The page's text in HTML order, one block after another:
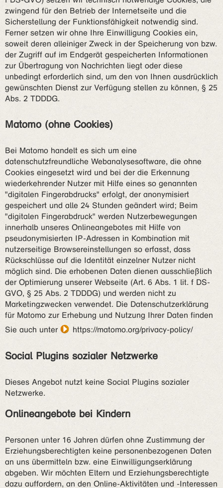
zwingend für den Betrieb der Internetseite und die
Sicherstellung der Funktionsfähigkeit notwendig sind.
Ferner setzen wir ohne Ihre Einwilligung Cookies ein,
soweit deren alleiniger Zweck in der Speicherung von bzw.
der Zugriff auf im Endgerät gespeicherten Informationen
zur Übertragung von Nachrichten liegt oder diese
unbedingt erforderlich sind, um den von Ihnen ausdrücklich
gewünschten Dienst zur Verfügung stellen zu können, § 25
Abs. 2 TDDDG.
Matomo (ohne Cookies)
Bei Matomo handelt es sich um eine
datenschutzfreundliche Webanalysesoftware, die ohne
Cookies eingesetzt wird und bei der die Erkennung
wiederkehrender Nutzer mit Hilfe eines so genannten
"digitalen Fingerabdrucks" erfolgt, der anonymisiert
gespeichert und alle 24 Stunden geändert wird; Beim
"digitalen Fingerabdruck" werden Nutzerbewegungen
innerhalb unseres Onlineangebotes mit Hilfe von
pseudonymisierten IP-Adressen in Kombination mit
nutzerseitige Browsereinstellungen so erfasst, dass
Rückschlüsse auf die Identität einzelner Nutzer nicht
möglich sind. Die erhobenen Daten dienen ausschließlich
der Optimierung unserer Webseite (Art. 6 Abs. 1 lit. f DS-
GVO, § 25 Abs. 2 TDDDG) und werden nicht zu
Marketingzwecken verwendet. Die Datenschutzerklärung
für Matomo zur Erhebung und Nutzung Ihrer Daten finden
Sie auch unter
https://matomo.org/privacy-policy/
Social Plugins sozialer Netzwerke
Dieses Angebot nutzt keine Social Plugins sozialer
Netzwerke.
Onlineangebote bei Kindern
Personen unter 16 Jahren dürfen ohne Zustimmung der
Erziehungsberechtigten keine personenbezogenen Daten
an uns übermitteln bzw. eine Einwilligungserklärung
abgeben. Wir möchten Eltern und Erziehungsberechtigte
dazu auffordern, an den Online-Aktivitäten und -Interessen